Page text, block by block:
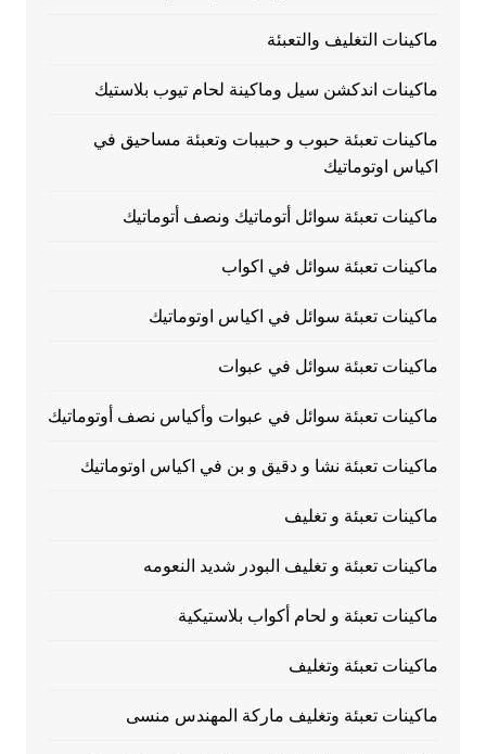
ماكينات التغليف والتعبئة
ماكينات اندكشن سيل وماكينة لحام تيوب بلاستيك
ماكينات تعبئة حبوب و حبيبات وتعبئة مساحيق في
اكياس اوتوماتيك
ماكينات تعبئة سوائل أتوماتيك ونصف أتوماتيك
ماكينات تعبئة سوائل في اكواب
ماكينات تعبئة سوائل في اكياس اوتوماتيك
ماكينات تعبئة سوائل في عبوات
ماكينات تعبئة سوائل في عبوات وأكياس نصف أوتوماتيك
ماكينات تعبئة نشا و دقيق و بن في اكياس اوتوماتيك
ماكينات تعبئة و تغليف
ماكينات تعبئة و تغليف البودر شديد النعومه
ماكينات تعبئة و لحام أكواب بلاستيكية
ماكينات تعبئة وتغليف
ماكينات تعبئة وتغليف ماركة المهندس منسى